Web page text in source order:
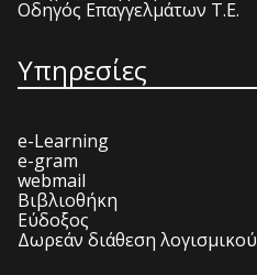
Οδηγός Επαγγελμάτων Τ.Ε.
Υπηρεσίες
e-Learning
e-gram
webmail
Βιβλιοθήκη
Εύδοξος
Δωρεάν διάθεση λογισμικού